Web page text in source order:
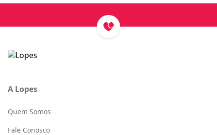
A Lopes
Quem Somos
Fale Conosco